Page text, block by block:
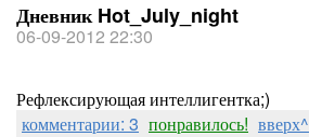
Дневник Hot_July_night
06-09-2012 22:30
Рефлексирующая интеллигентка;)
комментарии: 3 понравилось! вверх^